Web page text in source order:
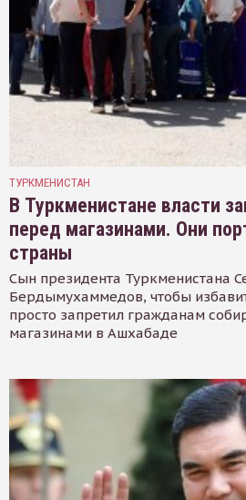
ТУРКМЕНИСТАН
В Туркменистане власти
перед магазинами. Они
страны
Сын президента Туркменистана
Бердымухаммедов, чтобы
просто запретил гражданам
магазинами в Ашхабаде